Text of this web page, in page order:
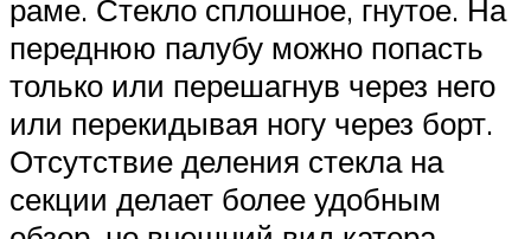
раме. Стекло сплошное, гнутое. На
переднюю палубу можно попасть
только или перешагнув через него
или перекидывая ногу через борт.
Отсутствие деления стекла на
секции делает более удобным